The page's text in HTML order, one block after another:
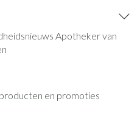
Apotheker van
en promoties